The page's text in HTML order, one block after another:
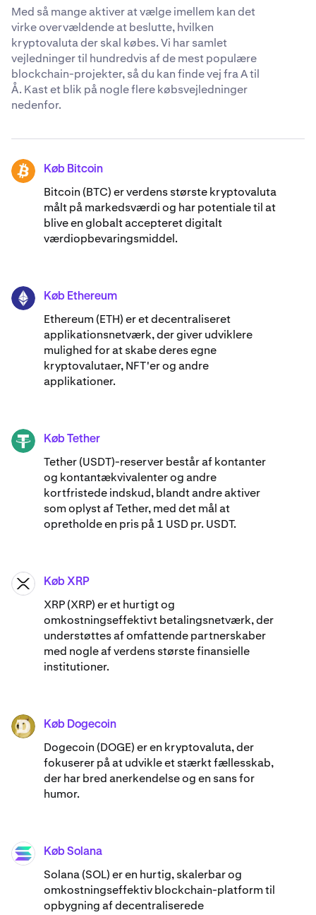
Med så mange aktiver at vælge imellem kan det
virke overvældende at beslutte, hvilken
kryptovaluta der skal købes. Vi har samlet
vejledninger til hundredvis af de mest populære
blockchain-projekter, så du kan finde vej fra A til
Å. Kast et blik på nogle flere købsvejledninger
nedenfor.
BTC Køb Bitcoin
Bitcoin (BTC) er verdens største kryptovaluta
målt på markedsværdi og har potentiale til at
blive en globalt accepteret digitalt
værdiopbevaringsmiddel.
ETH Køb Ethereum
Ethereum (ETH) er et decentraliseret
applikationsnetværk, der giver udviklere
mulighed for at skabe deres egne
kryptovalutaer, NFT'er og andre
applikationer.
USDT Køb Tether
Tether (USDT)-reserver består af kontanter
og kontantækvivalenter og andre
kortfristede indskud, blandt andre aktiver
som oplyst af Tether, med det mål at
opretholde en pris på 1 USD pr. USDT.
XRP Køb XRP
XRP (XRP) er et hurtigt og
omkostningseffektivt betalingsnetværk, der
understøttes af omfattende partnerskaber
med nogle af verdens største finansielle
institutioner.
DOGE Køb Dogecoin
Dogecoin (DOGE) er en kryptovaluta, der
fokuserer på at udvikle et stærkt fællesskab,
der har bred anerkendelse og en sans for
humor.
SOL Køb Solana
Solana (SOL) er en hurtig, skalerbar og
omkostningseffektiv blockchain-platform til
opbygning af decentraliserede